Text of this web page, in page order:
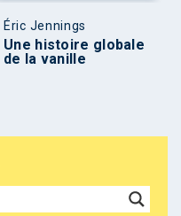
Éric Jennings
Une histoire globale
de la vanille